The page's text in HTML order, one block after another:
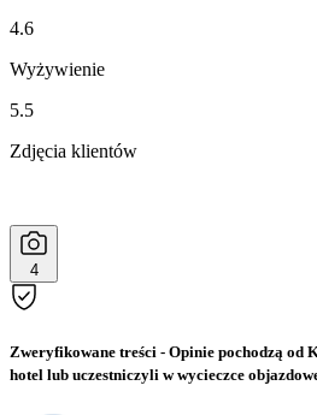
4.6
Wyżywienie
5.5
Zdjęcia klientów
4
Zweryfikowane treści - Opinie pochodzą od
hotel lub uczestniczyli w wycieczce